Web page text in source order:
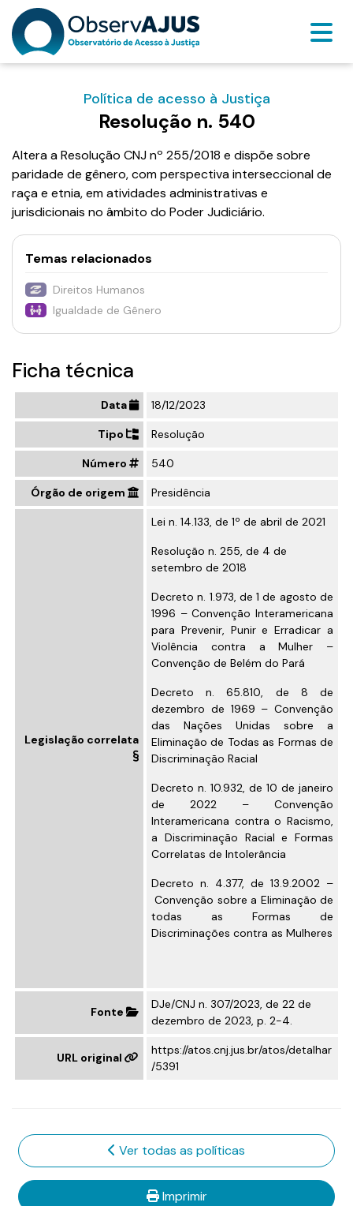
Política de acesso à Justiça
Resolução n. 540
Altera a Resolução CNJ nº 255/2018 e dispõe sobre
paridade de gênero, com perspectiva interseccional de
raça e etnia, em atividades administrativas e
jurisdicionais no âmbito do Poder Judiciário.
Temas relacionados
Direitos Humanos
Igualdade de Gênero
Ficha técnica
Data 18/12/2023
Tipo Resolução
Número 540
Órgão de origem Presidência
Legislação correlata
Lei n. 14.133, de 1º de abril de 2021
Resolução n. 255, de 4 de
setembro de 2018
Decreto n. 1.973, de 1 de agosto de
1996 – Convenção Interamericana
para Prevenir, Punir e Erradicar a
Violência contra a Mulher –
Convenção de Belém do Pará
Decreto n. 65.810, de 8 de
dezembro de 1969 – Convenção
das Nações Unidas sobre a
Eliminação de Todas as Formas de
Discriminação Racial
Decreto n. 10.932, de 10 de janeiro
de 2022 – Convenção
Interamericana contra o Racismo,
a Discriminação Racial e Formas
Correlatas de Intolerância
Decreto n. 4.377, de 13.9.2002–
Convenção sobre a Eliminação de
todas as Formas de
Discriminações contra as Mulheres
Fonte
DJe/CNJ n. 307/2023, de 22 de
dezembro de 2023, p. 2-4.
URL original
https://atos.cnj.jus.br/atos/detalhar
/5391
Ver todas as políticas
Imprimir